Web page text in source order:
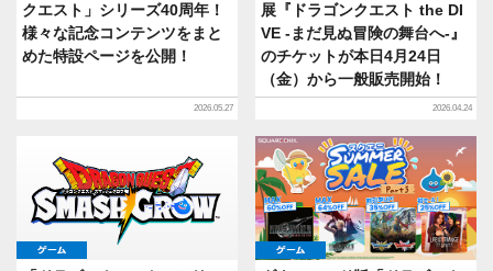
クエスト」シリーズ40周年！
様々な記念コンテンツをまと
めた特設ページを公開！
2026.05.27
展『ドラゴンクエスト the DI
VE -まだ見ぬ冒険の舞台へ-』
のチケットが本日4月24日
（金）から一般販売開始！
2026.04.24
ゲーム